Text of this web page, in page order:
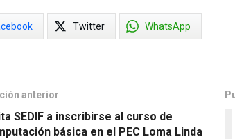
Twitter WhatsApp
anterior
SEDIF a inscribirse al curso de
básica en el PEC Loma Linda